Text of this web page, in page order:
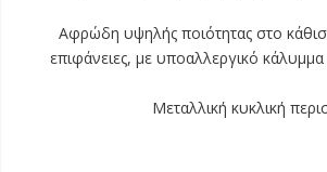
Αφρώδη υψηλής ποιότητας στο
επιφάνειες, με υποαλλεργικό
Μεταλλική κυκλική